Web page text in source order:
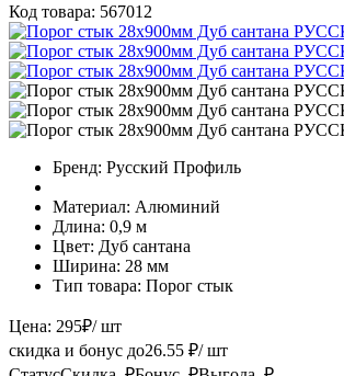
Код товара: 567012
Бренд: Русский Профиль
Материал: Алюминий
Длина: 0,9 м
Цвет: Дуб сантана
Ширина: 28 мм
Тип товара: Порог стык
Цена: 295₽/ шт
скидка и бонус до26.55 ₽/ шт